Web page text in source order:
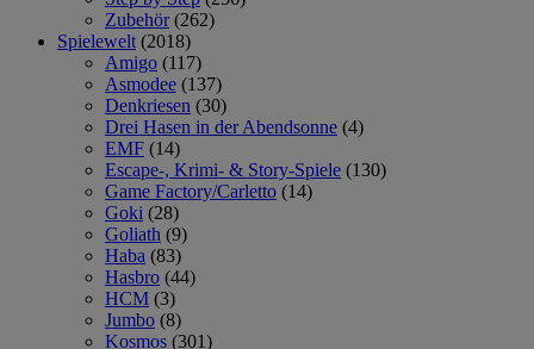
Zubehör (262)
Spielewelt (2018)
Amigo (117)
Asmodee (137)
Denkriesen (30)
Drei Hasen in der Abendsonne (4)
EMF (14)
Escape-, Krimi- & Story-Spiele (130)
Game Factory/Carletto (14)
Goki (28)
Goliath (9)
Haba (83)
Hasbro (44)
HCM (3)
Jumbo (8)
Kosmos (301)